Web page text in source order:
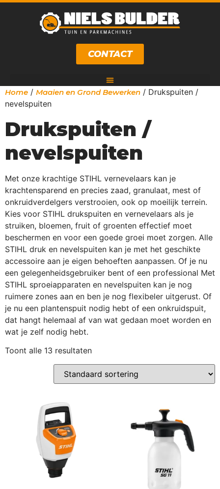
CONTACT
Home / Maaien en Grond Bewerken / Drukspuiten /
nevelspuiten
Drukspuiten /
nevelspuiten
Met onze krachtige STIHL vernevelaars kan je
krachtensparend en precies zaad, granulaat, mest of
onkruidverdelgers verstrooien, ook op moeilijk terrein.
Kies voor STIHL drukspuiten en vernevelaars als je
struiken, bloemen, fruit of groenten effectief moet
beschermen en voor een goede groei moet zorgen. Alle
STIHL druk en nevelspuiten kan je met het geschikte
accessoire aan je eigen behoeften aanpassen. Of je nu
een gelegenheidsgebruiker bent of een professional Met
STIHL sproeiapparaten en nevelspuiten kan je nog
ruimere zones aan en ben je nog flexibeler uitgerust. Of
je nu een plantenspuit nodig hebt of een onkruidspuit,
dat hangt helemaal af van wat gedaan moet worden en
wat je zelf nodig hebt.
Toont alle 13 resultaten